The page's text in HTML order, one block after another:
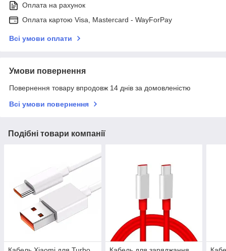
Оплата на рахунок
Оплата картою Visa, Mastercard - WayForPay
Всі умови оплати
Умови повернення
Повернення товару впродовж 14 днів за домовленістю
Всі умови повернення
Подібні товари компанії